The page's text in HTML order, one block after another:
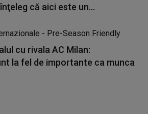
că aici este un...
cu rivala AC Milan:
la fel de importante ca munca